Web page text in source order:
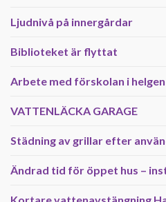
Ljudnivå på innergårdar
Biblioteket är flyttat
Arbete med förskolan i helgen
VATTENLÄCKA GARAGE
Städning av grillar efter
Ändrad tid för öppet hus –